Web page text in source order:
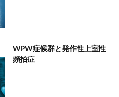
WPW症候群と発作性上室性
頻拍症